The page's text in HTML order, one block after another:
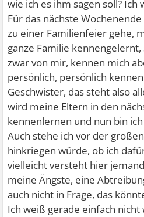
wie ich es ihm sagen soll? Ich
Für das nächste
zu einer Familienfeier gehe,
ganze Familie
zwar von mir, kennen mich
persönlich, persönlich
Geschwister, das steht also
wird meine Eltern in den
kennenlernen und nun bin
Auch stehe ich vor der
hinkriegen würde, ob ich
vielleicht versteht hier
meine Ängste, eine
auch nicht in Frage, das
Ich weiß gerade einfach